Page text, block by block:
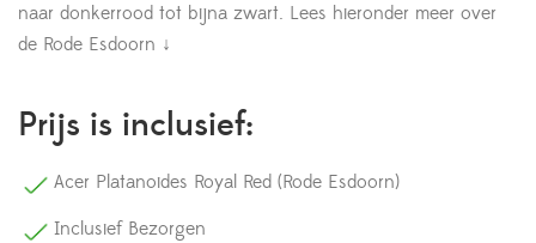
naar donkerrood tot bijna zwart. Lees hieronder meer over
de Rode Esdoorn ↓
Prijs is inclusief:
Acer Platanoides Royal Red (Rode Esdoorn)
Inclusief Bezorgen